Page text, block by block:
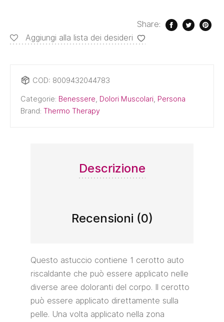
-
quantità
Share:
Aggiungi alla lista dei desideri
COD: 8009432044783
Categorie: Benessere Dolori Muscolari Persona
Brand: Thermo Therapy
Descrizione
Recensioni (0)
Questo astuccio contiene 1 cerotto auto
riscaldante che può essere applicato nelle
diverse aree doloranti del corpo. Il cerotto
può essere applicato direttamente sulla
pelle. Una volta applicato nella zona